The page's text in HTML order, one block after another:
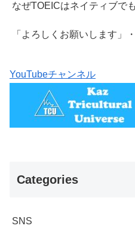
なぜTOEICはネイティブで
「よろしくお願いします」
YouTubeチャンネル
Categories
SNS